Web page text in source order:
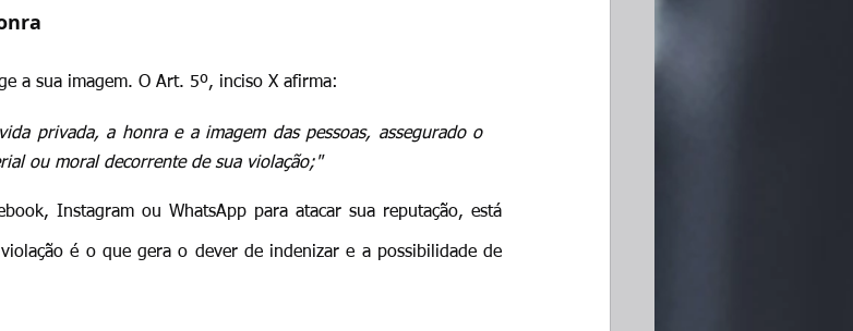
a sua imagem. O Art. 5º, inciso X afirma:
privada, a honra e a imagem das pessoas, assegurado o
ou moral decorrente de sua violação;"
Instagram ou WhatsApp para atacar sua reputação, está
é o que gera o dever de indenizar e a possibilidade de